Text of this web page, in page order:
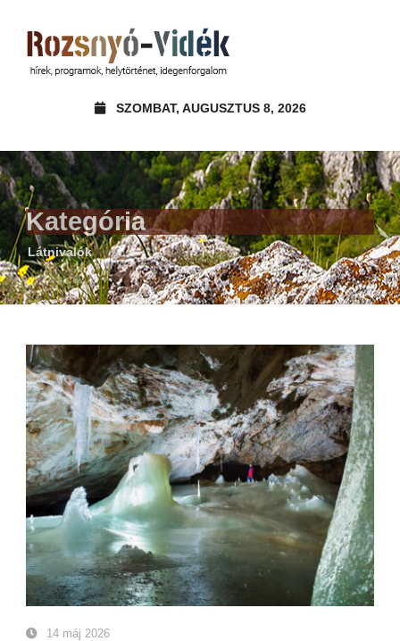
SZOMBAT, AUGUSZTUS 8, 2026
Kategória
Látnivalók
14 máj 2026